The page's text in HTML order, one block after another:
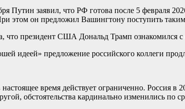
Путин заявил, что РФ готова после 5 февраля
этом он предложил Вашингтону поступить
что президент США Дональд Трамп
идеей» предложение российского коллеги
время действует ограниченно. Россия
обстоятельства кардинально изменились по